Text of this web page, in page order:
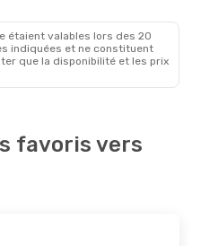
étaient valables lors des 20
indiquées et ne constituent
que la disponibilité et les prix
favoris vers